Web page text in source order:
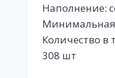
Наполнение:
Количество в
308 шт